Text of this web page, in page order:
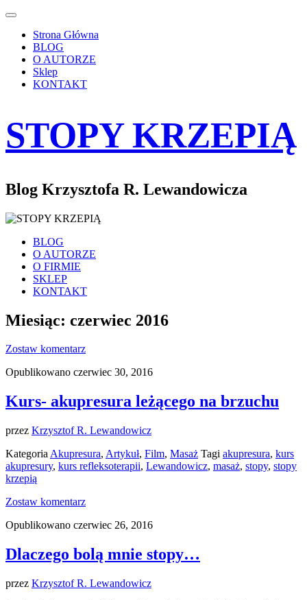
Strona Główna
BLOG
O AUTORZE
Sklep
KONTAKT
STOPY KRZEPIĄ
Blog Krzysztofa R. Lewandowicza
BLOG
O AUTORZE
O FIRMIE
SKLEP
KONTAKT
Miesiąc: czerwiec 2016
Zostaw komentarz
Opublikowano czerwiec 30, 2016
Kurs- akupresura leżącego na brzuchu
przez Krzysztof R. Lewandowicz
Kategoria Akupresura, Artykuł, Film, Masaż Tagi akupresura, kurs
akupresury, kurs refleksoterapii, Lewandowicz, masaż, stopy, stopy
krzepią
Zostaw komentarz
Opublikowano czerwiec 26, 2016
Dlaczego bolą mnie stopy…
przez Krzysztof R. Lewandowicz